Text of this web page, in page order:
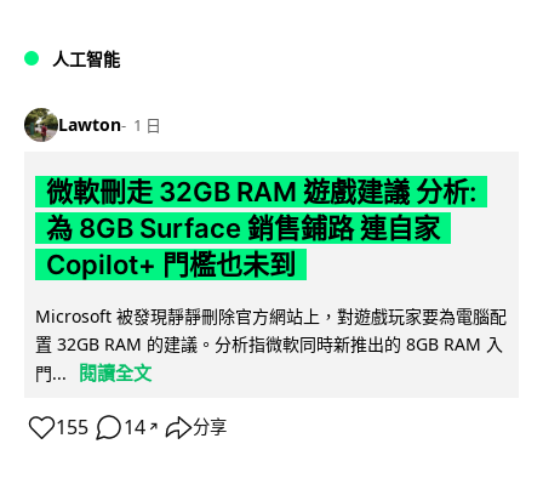
人工智能
Lawton 1 日
微軟刪走 32GB RAM 遊戲建議 分析:
為 8GB Surface 銷售鋪路 連自家
Copilot+ 門檻也未到
Microsoft 被發現靜靜刪除官方網站上，對遊戲玩家要為電腦配
置 32GB RAM 的建議。分析指微軟同時新推出的 8GB RAM 入
門...
閱讀全文
155 14 ↗ 分享